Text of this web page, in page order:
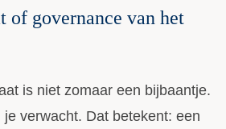
of governance van het
is niet zomaar een bijbaantje.
verwacht. Dat betekent: een